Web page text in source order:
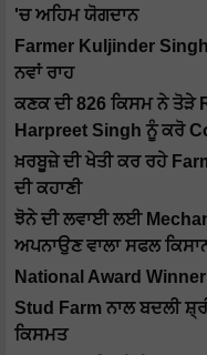
'ਚ ਅਹਿਮ ਯੋਗਦਾਨ
Farmer Kuljinder
ਨਵਾਂ ਰਾਹ
ਕਣਕ ਦੀ 826 ਕਿਸਮ ਨੇ ਤੋੜੇ
Harpreet Singh ਨੂੰ ਕਰੋ
ਖ਼ਰਬੂਜ਼ੇ ਦੀ ਖੇਤੀ ਕਰ ਰਹੇ
ਦੀ ਕਹਾਣੀ
ਝੋਨੇ ਦੀ ਲਵਾਈ ਲਈ
ਅਪਨਾਉਣ ਵਾਲਾ ਸਫਲ
National Award
Stud Farm ਨਾਲ ਬਦਲੀ
ਕਿਸਮਤ